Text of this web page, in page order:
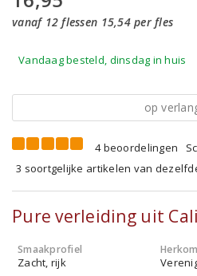
vanaf 12 flessen 15,54 per fles
Vandaag besteld, dinsdag in huis
op
4 beoordelingen
3 soortgelijke artikelen van
Pure verleiding uit
Smaakprofiel
Zacht, rijk